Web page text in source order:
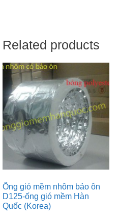
Related products
Ống gió mềm nhôm bảo ôn
D125-ống gió mềm Hàn
Quốc (Korea)